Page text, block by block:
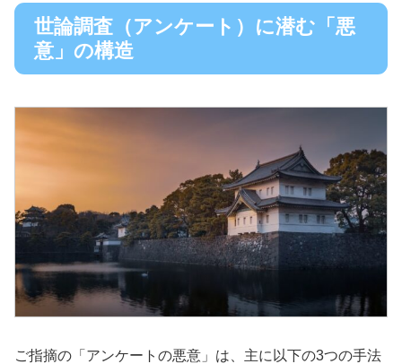
世論調査（アンケート）に潜む「悪
意」の構造
ご指摘の「アンケートの悪意」は、主に以下の3つの手法